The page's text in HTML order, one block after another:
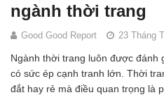
ngành thời trang
Good Good Report 23 Tháng
Ngành thời trang luôn được đánh
có sức ép cạnh tranh lớn. Thời
đắt hay rẻ mà điều quan trọng là